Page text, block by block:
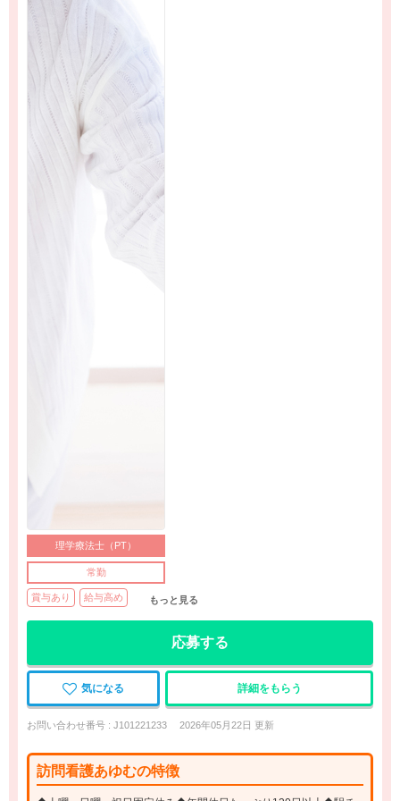
理学療法士（PT）
常勤
賞与あり 給与高め もっと見る
応募する
気になる 詳細をもらう
お問い合わせ番号 : J101221233 2026年05月22日 更新
訪問看護あゆむの特徴